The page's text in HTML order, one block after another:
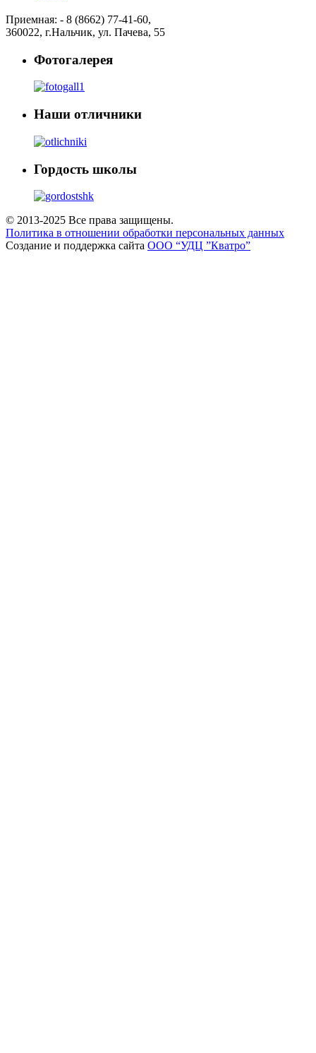
Приемная: - 8 (8662) 77-41-60,
360022, г.Нальчик, ул. Пачева, 55
Фотогалерея
Наши отличники
Гордость школы
© 2013-2025 Все права защищены.
Политика в отношении обработки персональных данных
Создание и поддержка сайта ООО “УДЦ ”Кватро”